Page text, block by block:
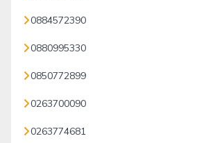
0884572390
0880995330
0850772899
0263700090
0263774681